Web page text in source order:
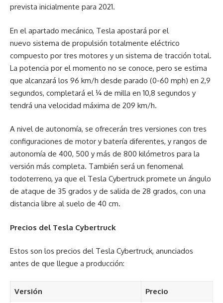
prevista inicialmente para 2021.
En el apartado mecánico, Tesla apostará por el
nuevo sistema de propulsión totalmente eléctrico
compuesto por tres motores y un sistema de tracción total.
La potencia por el momento no se conoce, pero se estima
que alcanzará los 96 km/h desde parado (0-60 mph) en 2,9
segundos, completará el ¼ de milla en 10,8 segundos y
tendrá una velocidad máxima de 209 km/h.
A nivel de autonomía, se ofrecerán tres versiones con tres
configuraciones de motor y batería diferentes, y rangos de
autonomía de 400, 500 y más de 800 kilómetros para la
versión más completa. También será un fenomenal
todoterreno, ya que el Tesla Cybertruck promete un ángulo
de ataque de 35 grados y de salida de 28 grados, con una
distancia libre al suelo de 40 cm.
Precios del Tesla Cybertruck
Estos son los precios del Tesla Cybertruck, anunciados
antes de que llegue a producción:
Versión Precio